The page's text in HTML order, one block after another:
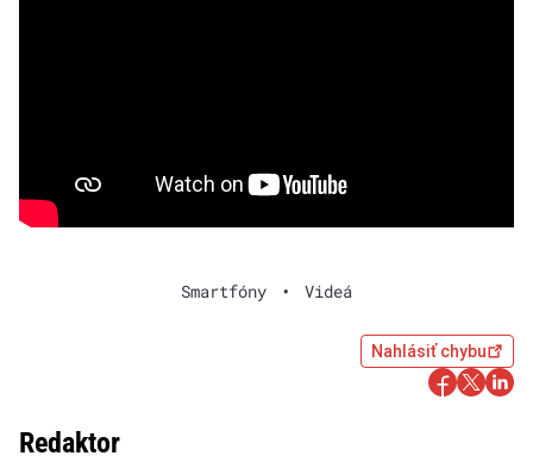
Smartfóny • Videá
Nahlásiť chybu
Redaktor